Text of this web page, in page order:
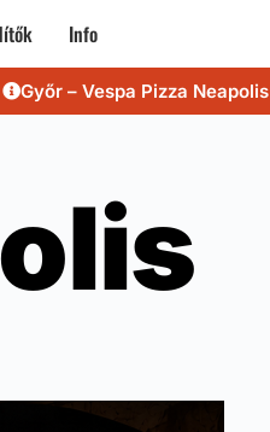
Info
Győr – Vespa Pizza Neapolis